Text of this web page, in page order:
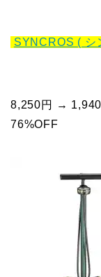
SYNCROS ( シ
8,250円 → 1,940
76%OFF